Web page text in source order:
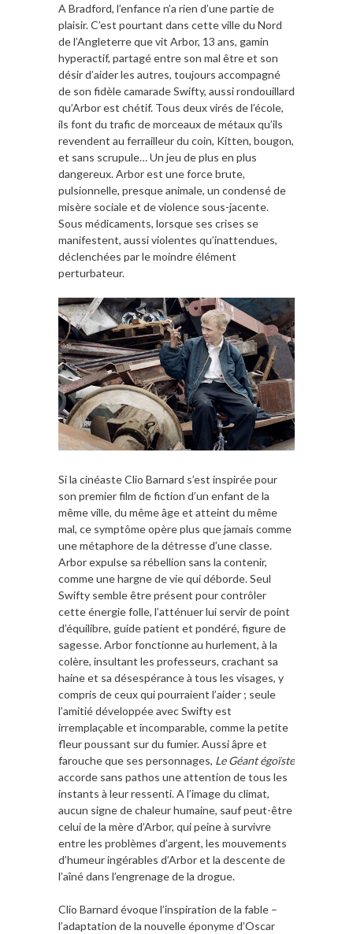
A Bradford, l’enfance n’a rien d’une partie de
plaisir. C’est pourtant dans cette ville du Nord
de l’Angleterre que vit Arbor, 13 ans, gamin
hyperactif, partagé entre son mal être et son
désir d’aider les autres, toujours accompagné
de son fidèle camarade Swifty, aussi rondouillard
qu’Arbor est chétif. Tous deux virés de l’école,
ils font du trafic de morceaux de métaux qu’ils
revendent au ferrailleur du coin, Kitten, bougon,
et sans scrupule… Un jeu de plus en plus
dangereux. Arbor est une force brute,
pulsionnelle, presque animale, un condensé de
misère sociale et de violence sous-jacente.
Sous médicaments, lorsque ses crises se
manifestent, aussi violentes qu’inattendues,
déclenchées par le moindre élément
perturbateur.
Si la cinéaste Clio Barnard s’est inspirée pour
son premier film de fiction d’un enfant de la
même ville, du même âge et atteint du même
mal, ce symptôme opère plus que jamais comme
une métaphore de la détresse d’une classe.
Arbor expulse sa rébellion sans la contenir,
comme une hargne de vie qui déborde. Seul
Swifty semble être présent pour contrôler
cette énergie folle, l’atténuer lui servir de point
d’équilibre, guide patient et pondéré, figure de
sagesse. Arbor fonctionne au hurlement, à la
colère, insultant les professeurs, crachant sa
haine et sa désespérance à tous les visages, y
compris de ceux qui pourraient l’aider ; seule
l’amitié développée avec Swifty est
irremplaçable et incomparable, comme la petite
fleur poussant sur du fumier. Aussi âpre et
farouche que ses personnages, Le Géant égoïste
accorde sans pathos une attention de tous les
instants à leur ressenti. A l’image du climat,
aucun signe de chaleur humaine, sauf peut-être
celui de la mère d’Arbor, qui peine à survivre
entre les problèmes d’argent, les mouvements
d’humeur ingérables d’Arbor et la descente de
l’aîné dans l’engrenage de la drogue.
Clio Barnard évoque l’inspiration de la fable –
l’adaptation de la nouvelle éponyme d’Oscar